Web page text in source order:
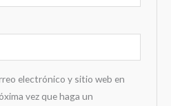
electrónico y sitio web en
vez que haga un